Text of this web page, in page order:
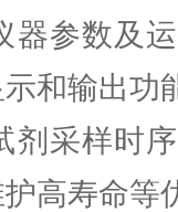
器参数及
和输出功
剂采样时
高寿命等